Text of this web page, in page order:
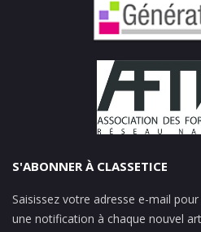
S'ABONNER À CLASSETICE
Saisissez votre adresse e-mail
une notification à chaque nouvel